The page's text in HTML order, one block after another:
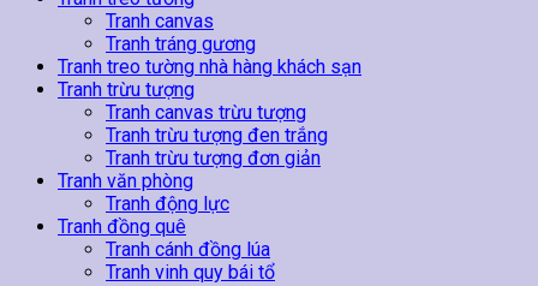
Tranh canvas
Tranh tráng gương
Tranh treo tường nhà hàng khách sạn
Tranh trừu tượng
Tranh canvas trừu tượng
Tranh trừu tượng đen trắng
Tranh trừu tượng đơn giản
Tranh văn phòng
Tranh động lực
Tranh đồng quê
Tranh cánh đồng lúa
Tranh vinh quy bái tổ